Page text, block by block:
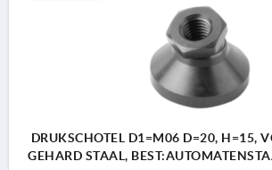
DRUKSCHOTEL D1=M06 D=20, H=15,
GEHARD STAAL,